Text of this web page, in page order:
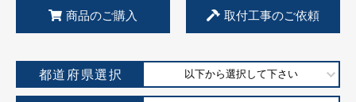
商品のご購入 取付工事のご依頼
都道府県選択 以下から選択して下さい